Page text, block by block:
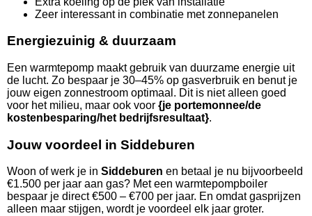
Zeer interessant in combinatie met zonnepanelen
Energiezuinig & duurzaam
Een warmtepomp maakt gebruik van duurzame energie uit
de lucht. Zo bespaar je 30–45% op gasverbruik en benut je
jouw eigen zonnestroom optimaal. Dit is niet alleen goed
voor het milieu, maar ook voor {je portemonnee/de
kostenbesparing/het bedrijfsresultaat}.
Jouw voordeel in Siddeburen
Woon of werk je in Siddeburen en betaal je nu bijvoorbeeld
€1.500 per jaar aan gas? Met een warmtepompboiler
bespaar je direct €500 – €700 per jaar. En omdat gasprijzen
alleen maar stijgen, wordt je voordeel elk jaar groter.